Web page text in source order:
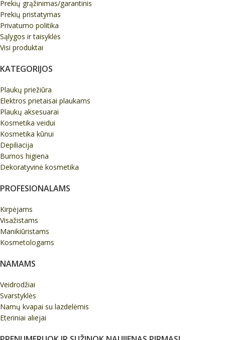
Prekių grąžinimas/garantinis
Prekių pristatymas
Privatumo politika
Sąlygos ir taisyklės
Visi produktai
KATEGORIJOS
Plaukų priežiūra
Elektros prietaisai plaukams
Plaukų aksesuarai
Kosmetika veidui
Kosmetika kūnui
Depiliacija
Burnos higiena
Dekoratyvinė kosmetika
PROFESIONALAMS
Kirpėjams
Visažistams
Manikiūristams
Kosmetologams
NAMAMS
Veidrodžiai
Svarstyklės
Namų kvapai su lazdelėmis
Eteriniai aliejai